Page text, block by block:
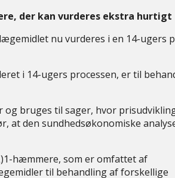
der kan vurderes ekstra hurtigt
nu vurderes i en 14-ugers
i 14-ugers processen, er til
bruges til sager, hvor
at den sundhedsøkonomiske
hæmmere, som er omfattet af
til behandling af forskellige